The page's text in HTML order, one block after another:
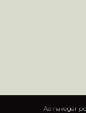
Ao navegar